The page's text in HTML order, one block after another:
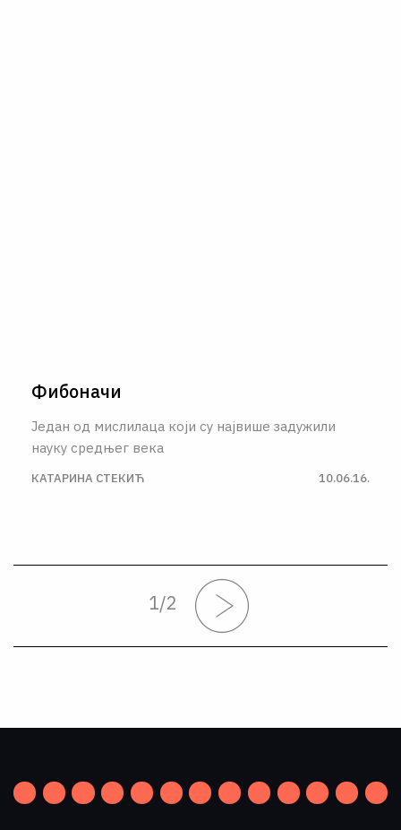
Фибоначи
Један од мислилаца који су највише задужили
науку средњег века
КАТАРИНА СТЕКИЋ 10.06.16.
1/2